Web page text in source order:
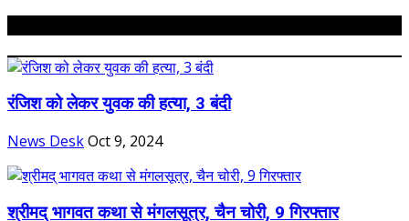
रंजिश को लेकर युवक की हत्या, 3 बंदी
News DeskOct 9, 2024
श्रीमद् भागवत कथा से मंगलसूत्र, चैन चोरी, 9 गिरफ्तार